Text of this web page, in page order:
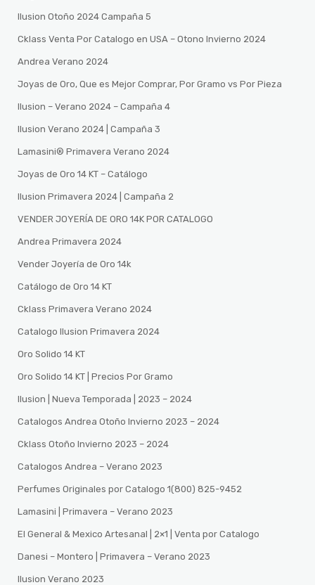
Ilusion Otoño 2024 Campaña 5
Cklass Venta Por Catalogo en USA – Otono Invierno 2024
Andrea Verano 2024
Joyas de Oro, Que es Mejor Comprar, Por Gramo vs Por Pieza
Ilusion – Verano 2024 – Campaña 4
Ilusion Verano 2024 | Campaña 3
Lamasini®️ Primavera Verano 2024
Joyas de Oro 14 KT – Catálogo
Ilusion Primavera 2024 | Campaña 2
VENDER JOYERÍA DE ORO 14K POR CATALOGO
Andrea Primavera 2024
Vender Joyería de Oro 14k
Catálogo de Oro 14 KT
Cklass Primavera Verano 2024
Catalogo Ilusion Primavera 2024
Oro Solido 14 KT
Oro Solido 14 KT | Precios Por Gramo
Ilusion | Nueva Temporada | 2023 – 2024
Catalogos Andrea Otoño Invierno 2023 – 2024
Cklass Otoño Invierno 2023 – 2024
Catalogos Andrea – Verano 2023
Perfumes Originales por Catalogo 1(800) 825-9452
Lamasini | Primavera – Verano 2023
El General & Mexico Artesanal | 2×1 | Venta por Catalogo
Danesi – Montero | Primavera – Verano 2023
Ilusion Verano 2023